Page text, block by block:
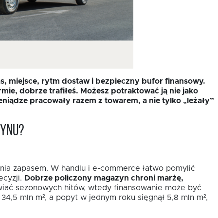
miejsce, rytm dostaw i bezpieczny bufor finansowy.
dobrze trafiłeś. Możesz potraktować ją nie jako
pracowały razem z towarem, a nie tylko „leżały”
zapasem. W handlu i e-commerce łatwo pomylić
Dobrze policzony magazyn chroni marżę,
sezonowych hitów, wtedy finansowanie może być
mln m², a popyt w jednym roku sięgnął 5,8 mln m²,